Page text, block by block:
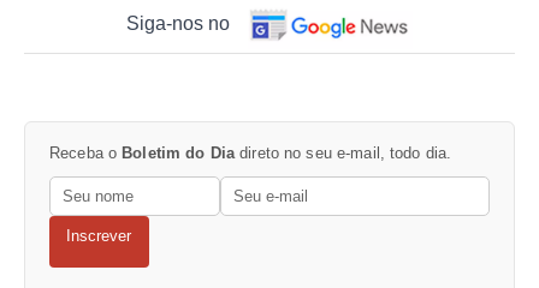
Siga-nos no
Receba o Boletim do Diadireto no seu e-mail, todo dia.
Inscrever